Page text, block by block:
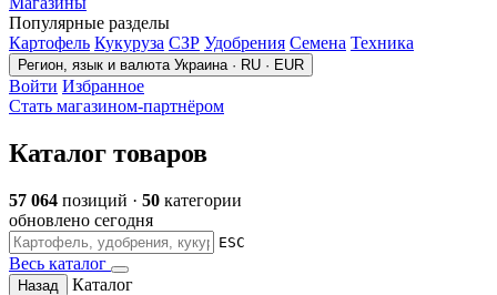
Популярные разделы
Картофель Кукуруза СЗР Удобрения Семена Техника
Регион, язык и валюта Украина · RU · EUR
Войти Избранное
Стать магазином-партнёром
Каталог товаров
57 064 позиций · 50 категории
обновлено сегодня
ESC
Весь каталог
Назад
Каталог